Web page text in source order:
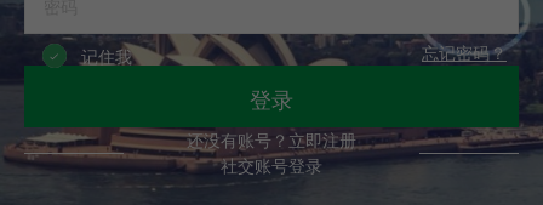
会员登录
在线商城
记住我 忘记密码？
登录
还没有账号？立即注册
社交账号登录